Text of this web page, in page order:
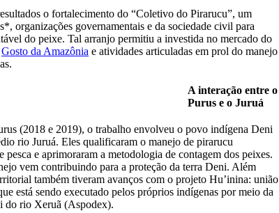
o fortalecimento do “Coletivo do Pirarucu”, um
organizações governamentais e da sociedade civil para
do peixe. Tal arranjo permitiu a investida no mercado do
Gosto da Amazônia e atividades articuladas em prol do manejo
A interação entre o
Purus e o Juruá
(2018 e 2019), o trabalho envolveu o povo indígena Deni
rio Juruá. Eles qualificaram o manejo de pirarucu
pesca e aprimoraram a metodologia de contagem dos peixes.
vem contribuindo para a proteção da terra Deni. Além
também tiveram avanços com o projeto Hu’inina: união
está sendo executado pelos próprios indígenas por meio da
do rio Xeruã (Aspodex).